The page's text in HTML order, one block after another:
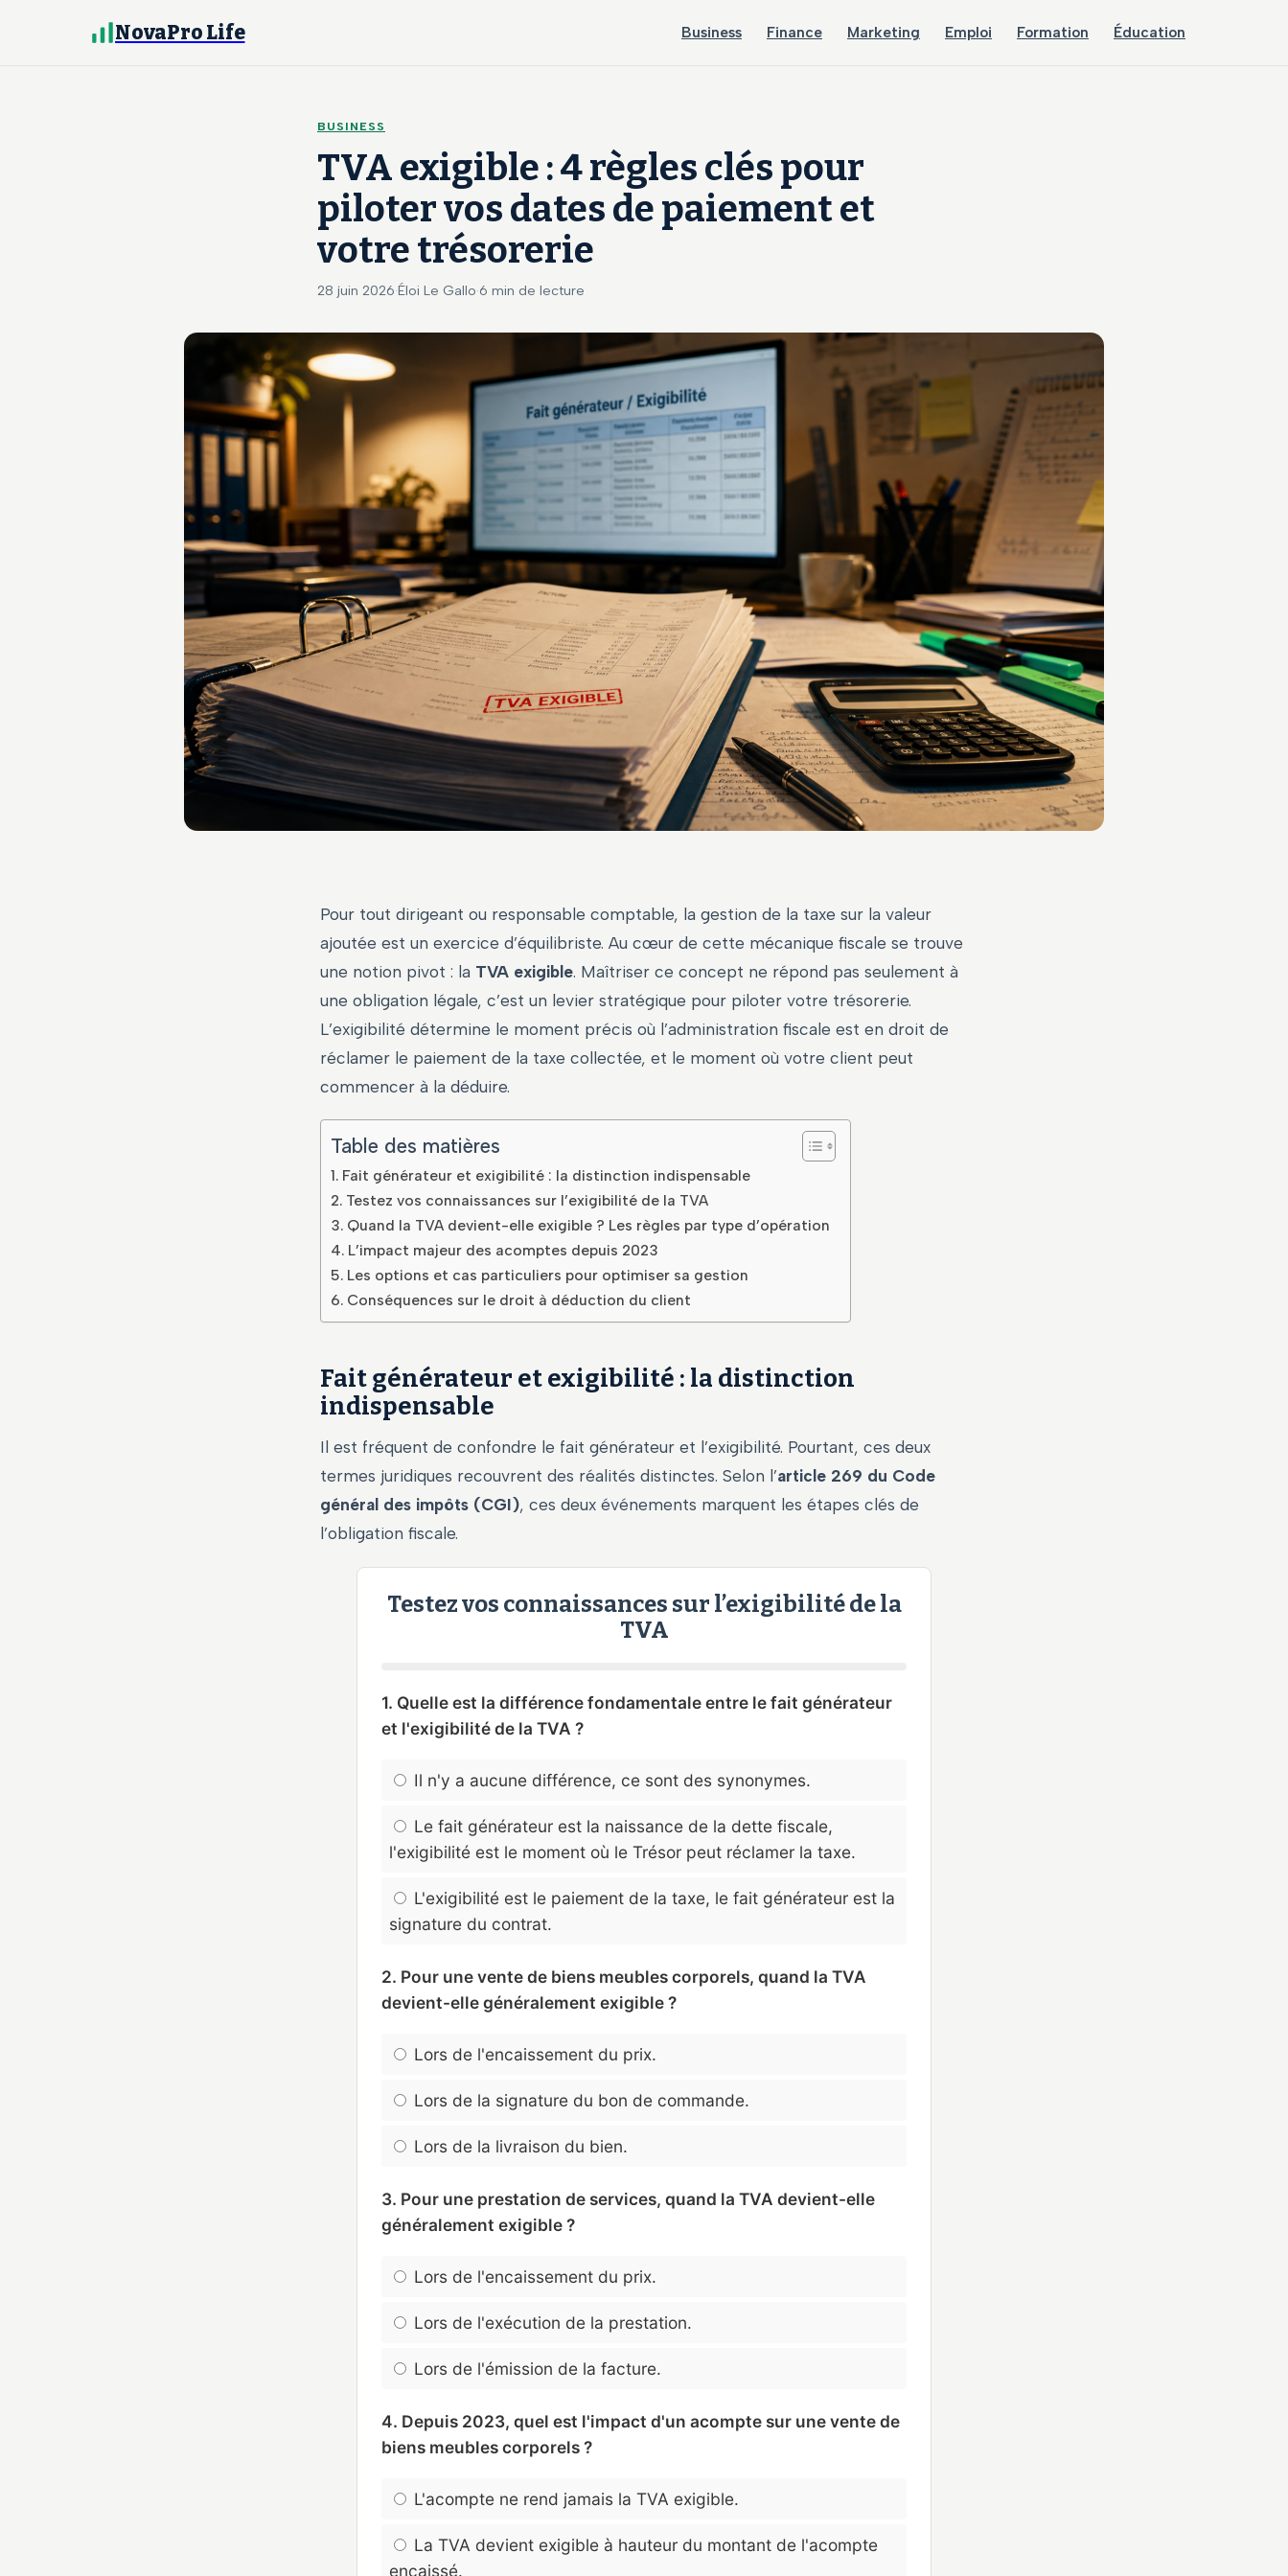
NovaPro Life Business Finance Marketing Emploi Formation Éducation
BUSINESS
TVA exigible : 4 règles clés pour
piloter vos dates de paiement et
votre trésorerie
28 juin 2026·Éloi Le Gallo·6 min de lecture
Pour tout dirigeant ou responsable comptable, la gestion de la taxe sur la valeur
ajoutée est un exercice d’équilibriste. Au cœur de cette mécanique fiscale se trouve
une notion pivot : la TVA exigible. Maîtriser ce concept ne répond pas seulement à
une obligation légale, c’est un levier stratégique pour piloter votre trésorerie.
L’exigibilité détermine le moment précis où l’administration fiscale est en droit de
réclamer le paiement de la taxe collectée, et le moment où votre client peut
commencer à la déduire.
Table des matières
Fait générateur et exigibilité : la distinction indispensable
Testez vos connaissances sur l’exigibilité de la TVA
Quand la TVA devient-elle exigible ? Les règles par type d’opération
L’impact majeur des acomptes depuis 2023
Les options et cas particuliers pour optimiser sa gestion
Conséquences sur le droit à déduction du client
Fait générateur et exigibilité : la distinction
indispensable
Il est fréquent de confondre le fait générateur et l’exigibilité. Pourtant, ces deux
termes juridiques recouvrent des réalités distinctes. Selon l’article 269 du Code
général des impôts (CGI), ces deux événements marquent les étapes clés de
l’obligation fiscale.
Testez vos connaissances sur l’exigibilité de la
TVA
1. Quelle est la différence fondamentale entre le fait générateur
et l'exigibilité de la TVA ?
Il n'y a aucune différence, ce sont des synonymes.
Le fait générateur est la naissance de la dette fiscale,
l'exigibilité est le moment où le Trésor peut réclamer la taxe.
L'exigibilité est le paiement de la taxe, le fait générateur est la
signature du contrat.
2. Pour une vente de biens meubles corporels, quand la TVA
devient-elle généralement exigible ?
Lors de l'encaissement du prix.
Lors de la signature du bon de commande.
Lors de la livraison du bien.
3. Pour une prestation de services, quand la TVA devient-elle
généralement exigible ?
Lors de l'encaissement du prix.
Lors de l'exécution de la prestation.
Lors de l'émission de la facture.
4. Depuis 2023, quel est l'impact d'un acompte sur une vente de
biens meubles corporels ?
L'acompte ne rend jamais la TVA exigible.
La TVA devient exigible à hauteur du montant de l'acompte
encaissé.